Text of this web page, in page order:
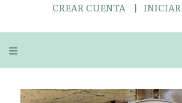
CREAR CUENTA INICIAR